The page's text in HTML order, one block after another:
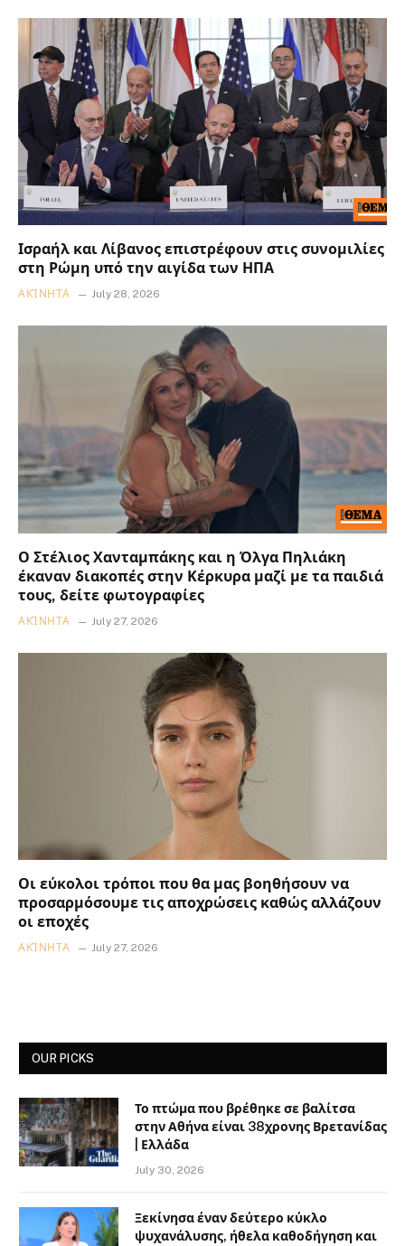
Ισραήλ και Λίβανος επιστρέφουν στις συνομιλίες
στη Ρώμη υπό την αιγίδα των ΗΠΑ
ΑΚΊΝΗΤΑ July 28, 2026
Ο Στέλιος Χανταμπάκης και η Όλγα Πηλιάκη
έκαναν διακοπές στην Κέρκυρα μαζί με τα παιδιά
τους, δείτε φωτογραφίες
ΑΚΊΝΗΤΑ July 27, 2026
Οι εύκολοι τρόποι που θα μας βοηθήσουν να
προσαρμόσουμε τις αποχρώσεις καθώς αλλάζουν
οι εποχές
ΑΚΊΝΗΤΑ July 27, 2026
OUR PICKS
Το πτώμα που βρέθηκε σε βαλίτσα
στην Αθήνα είναι 38χρονης Βρετανίδας
| Ελλάδα
July 30, 2026
Ξεκίνησα έναν δεύτερο κύκλο
ψυχανάλυσης, ήθελα καθοδήγηση και